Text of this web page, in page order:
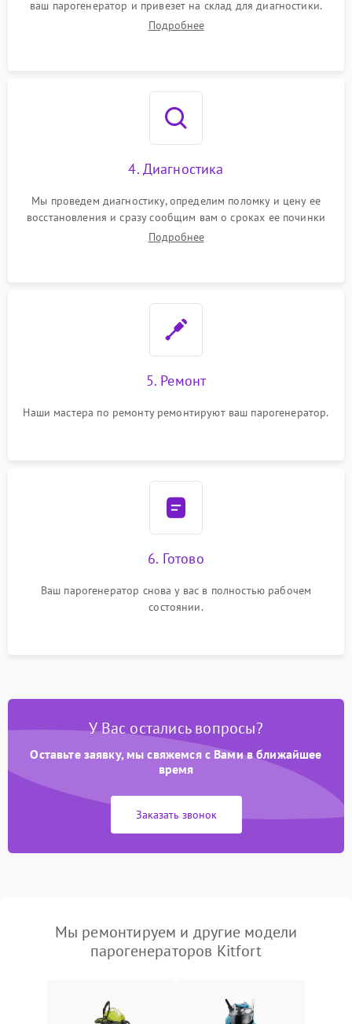
ваш парогенератор и привезет на склад для диагностики.
Подробнее
4. Диагностика
Мы проведем диагностику, определим поломку и цену ее
восстановления и сразу сообщим вам о сроках ее починки
Подробнее
5. Ремонт
Наши мастера по ремонту ремонтируют ваш парогенератор.
6. Готово
Ваш парогенератор снова у вас в полностью рабочем
состоянии.
У Вас остались вопросы?
Оставьте заявку, мы свяжемся с Вами в ближайшее
время
Заказать звонок
Мы ремонтируем и другие модели
парогенераторов Kitfort